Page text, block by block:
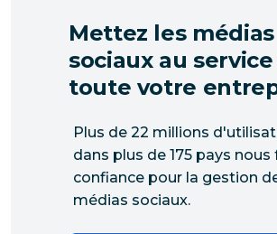
Mettez les médias
sociaux au
toute votre
Plus de 22 millions
dans plus de 175 pays
confiance pour la gestion
médias sociaux.